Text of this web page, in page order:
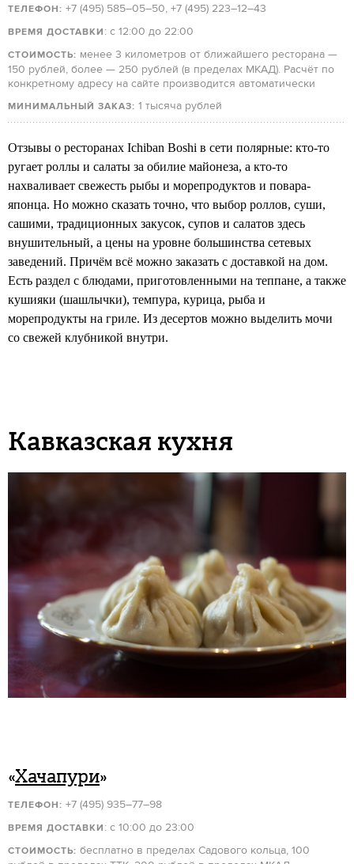
ТЕЛЕФОН: +7 (495) 585–05–50, +7 (495) 223–12–43
ВРЕМЯ ДОСТАВКИ : с 12:00 до 22:00
СТОИМОСТЬ: менее 3 километров от ближайшего ресторана —
150 рублей, более — 250 рублей (в пределах МКАД). Расчёт по
конкретному адресу на сайте производится автоматически
МИНИМАЛЬНЫЙ ЗАКАЗ: 1 тысяча рублей
Отзывы о ресторанах Ichiban Boshi в сети полярные: кто-то
ругает роллы и салаты за обилие майонеза, а кто-то
нахваливает свежесть рыбы и морепродуктов и повара-
японца. Но можно сказать точно, что выбор роллов, суши,
сашими, традиционных закусок, супов и салатов здесь
внушительный, а цены на уровне большинства сетевых
заведений. Причём всё можно заказать с доставкой на дом.
Есть раздел с блюдами, приготовленными на теппане, а также
кушияки (шашлычки), темпура, курица, рыба и
морепродукты на гриле. Из десертов можно выделить мочи
со свежей клубникой внутри.
Кавказская кухня
«Хачапури»
ТЕЛЕФОН: +7 (495) 935–77–98
ВРЕМЯ ДОСТАВКИ : с 10:00 до 23:00
СТОИМОСТЬ: бесплатно в пределах Садового кольца, 100